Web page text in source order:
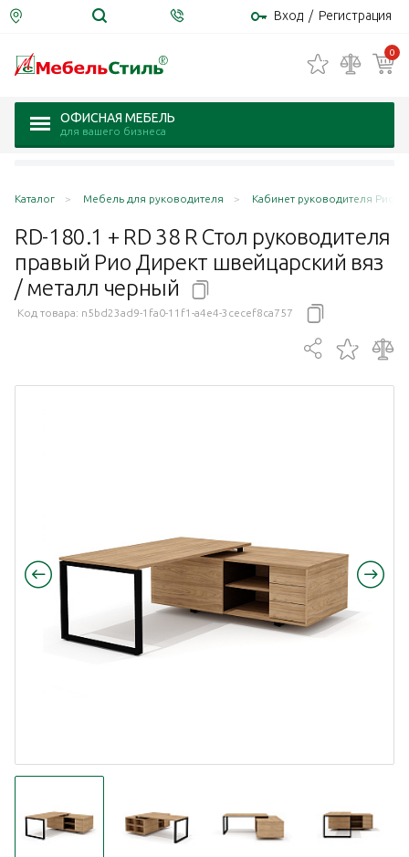
Вход / Регистрация
0
ОФИСНАЯ МЕБЕЛЬ
для вашего бизнеса
Каталог Мебель для руководителя Кабинет руководителя Рио
RD-180.1 + RD 38 R Стол руководителя
правый Рио Директ швейцарский вяз
/ металл черный
Код товара: n5bd23ad9-1fa0-11f1-a4e4-3cecef8ca757